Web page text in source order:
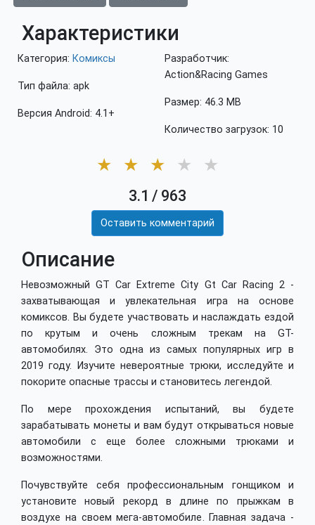
Характеристики
Категория: Комиксы
Тип файла: apk
Версия Android: 4.1+
Разработчик:
Action&Racing Games
Размер: 46.3 MB
Количество загрузок: 10
★ ★ ★ ★ ★
3.1 / 963
Оставить комментарий
Описание
Невозможный GT Car Extreme City Gt Car Racing 2 -
захватывающая и увлекательная игра на основе
комиксов. Вы будете участвовать и наслаждать ездой
по крутым и очень сложным трекам на GT-
автомобилях. Это одна из самых популярных игр в
2019 году. Изучите невероятные трюки, исследуйте и
покорите опасные трассы и становитесь легендой.
По мере прохождения испытаний, вы будете
зарабатывать монеты и вам будут открываться новые
автомобили с еще более сложными трюками и
возможностями.
Почувствуйте себя профессиональным гонщиком и
установите новый рекорд в длине по прыжкам в
воздухе на своем мега-автомобиле. Главная задача -